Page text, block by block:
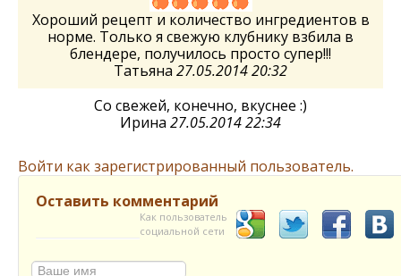
Хороший рецепт и количество ингредиентов в
норме. Только я свежую клубнику взбила в
блендере, получилось просто супер!!!
Татьяна 27.05.2014 20:32
Со свежей, конечно, вкуснее :)
Ирина 27.05.2014 22:34
Войти как зарегистрированный пользователь.
Оставить комментарий
Как пользователь
социальной сети